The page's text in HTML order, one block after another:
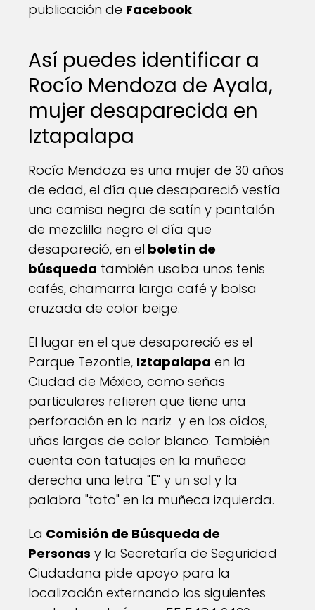
publicación de Facebook.
Así puedes identificar a
Rocío Mendoza de Ayala,
mujer desaparecida en
Iztapalapa
Rocío Mendoza es una mujer de 30 años
de edad, el día que desapareció vestía
una camisa negra de satín y pantalón
de mezclilla negro el día que
desapareció, en el boletín de
búsqueda también usaba unos tenis
cafés, chamarra larga café y bolsa
cruzada de color beige.
El lugar en el que desapareció es el
Parque Tezontle, Iztapalapa en la
Ciudad de México, como señas
particulares refieren que tiene una
perforación en la nariz y en los oídos,
uñas largas de color blanco. También
cuenta con tatuajes en la muñeca
derecha una letra "E" y un sol y la
palabra "tato" en la muñeca izquierda.
La Comisión de Búsqueda de
Personas y la Secretaría de Seguridad
Ciudadana pide apoyo para la
localización externando los siguientes